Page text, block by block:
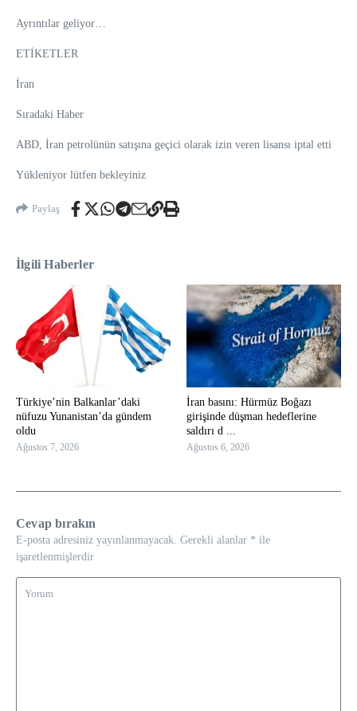
Ayrıntılar geliyor…
ETİKETLER
İran
Sıradaki Haber
ABD, İran petrolünün satışına geçici olarak izin veren lisansı iptal etti
Yükleniyor lütfen bekleyiniz
Paylaş
İlgili Haberler
Türkiye’nin Balkanlar’daki
nüfuzu Yunanistan’da gündem
oldu
Ağustos 7, 2026
İran basını: Hürmüz Boğazı
girişinde düşman hedeflerine
saldırı d ...
Ağustos 6, 2026
Cevap bırakın
E-posta adresiniz yayınlanmayacak. Gerekli alanlar * ile
işaretlenmişlerdir